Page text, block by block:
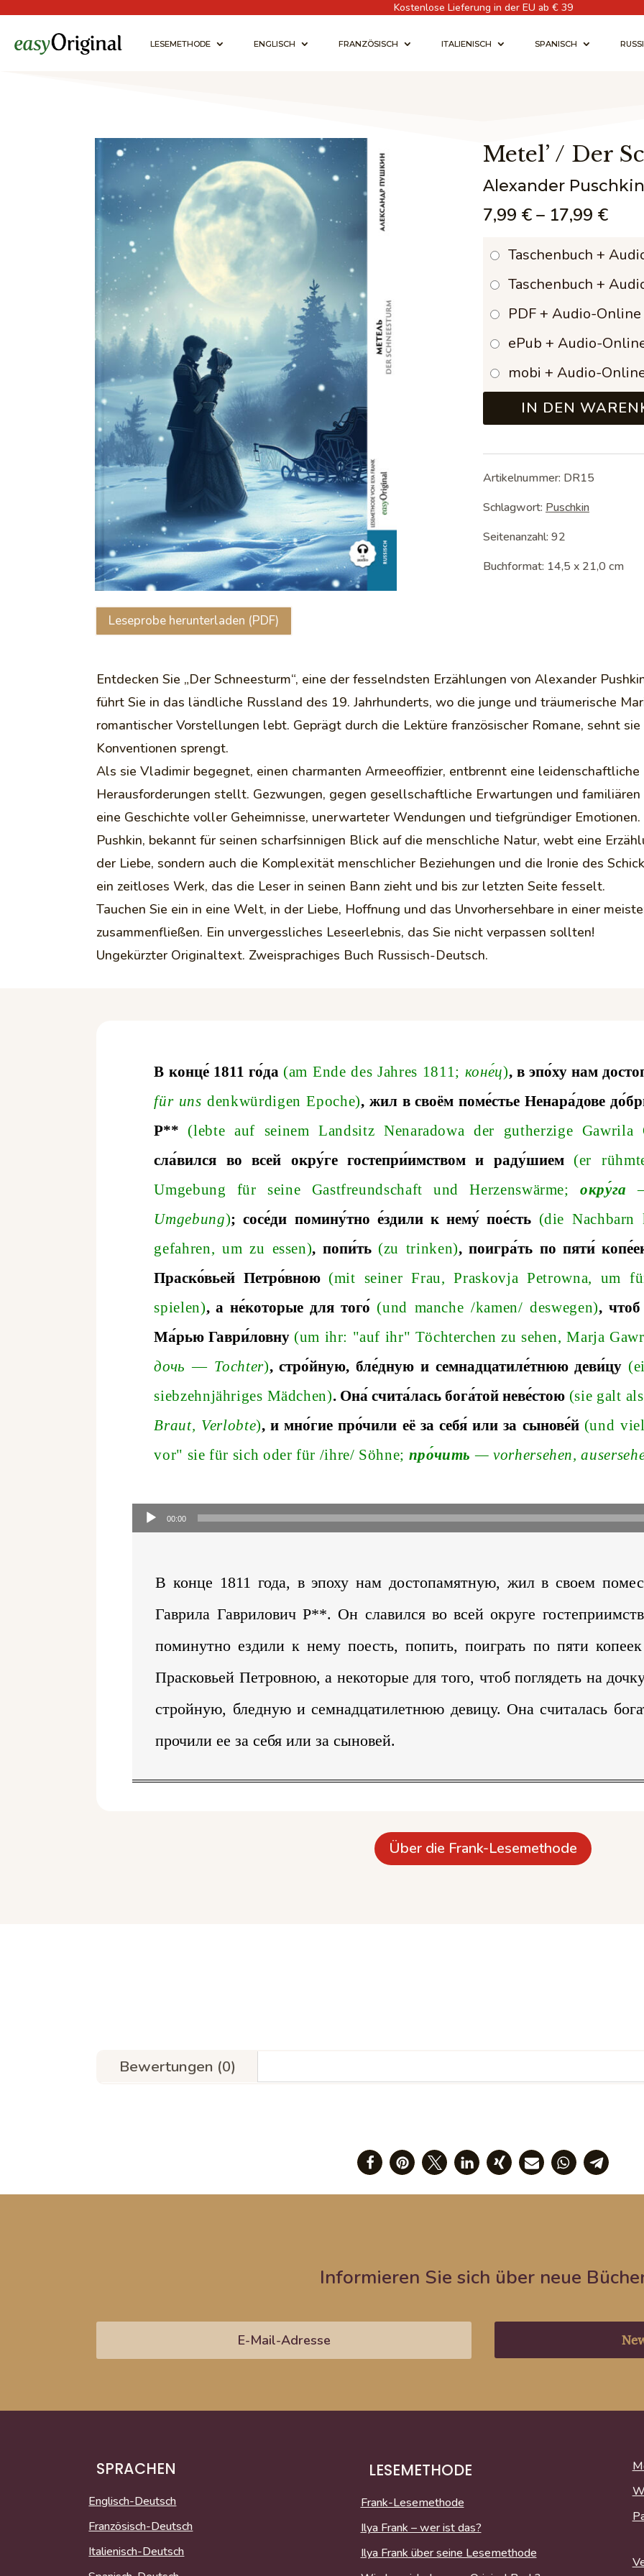
Kostenlose Lieferung in der EU ab € 39
LESEMETHODE ENGLISCH FRANZÖSISCH ITALIENISCH SPANISCH
Leseprobe herunterladen (PDF)
Metel’ / Der
Alexander Puschkin
7,99 €– 17,99 €
7,99 €
bis
Taschenbuch +
Taschenbuch +
PDF + Audio-Online
ePub + Audio-
mobi + Audio-
IN DEN
Artikelnummer: DR15
Schlagwort: Puschkin
Seitenanzahl: 92
Buchformat: 14,5 x 21,0 cm
Entdecken Sie „Der Schneesturm“, eine der fesselndsten Erzählungen von Alexander
führt Sie in das ländliche Russland des 19. Jahrhunderts, wo die junge und träumerische
romantischer Vorstellungen lebt. Geprägt durch die Lektüre französischer Romane, sehnt
Konventionen sprengt.
Als sie Vladimir begegnet, einen charmanten Armeeoffizier, entbrennt eine leidenschaftliche
Herausforderungen stellt. Gezwungen, gegen gesellschaftliche Erwartungen und familiären
eine Geschichte voller Geheimnisse, unerwarteter Wendungen und tiefgründiger Emotionen.
Pushkin, bekannt für seinen scharfsinnigen Blick auf die menschliche Natur, webt eine
der Liebe, sondern auch die Komplexität menschlicher Beziehungen und die Ironie des
ein zeitloses Werk, das die Leser in seinen Bann zieht und bis zur letzten Seite fesselt.
Tauchen Sie ein in eine Welt, in der Liebe, Hoffnung und das Unvorhersehbare in einer
zusammenfließen. Ein unvergessliches Leseerlebnis, das Sie nicht verpassen sollten!
Ungekürzter Originaltext. Zweisprachiges Buch Russisch-Deutsch.
В конце́1811 го́да (am Ende des Jahres 181 1; коне́ц), в эпо́ху нам
für uns denkwürdigen Epoche), жил в своём поме́стье Ненара́дове
Р**
(lebte auf seinem Landsitz Nenaradowa der gutherzige Gawrila
сла́вился во всей окру́ге гостепри́имством и раду́шием (er rü
Umgebung
für seine Gastfreundschaft und Herzenswärme; окру́га
Umgebung); сосе́ди помину́тно е́здили к нему́ пое́сть (die Nachbarn
gefahren,um zu essen), попи́ть (zu trinken), поигра́ть по пяти́
Праско́вьей Петро́вною (mit seiner Frau,Praskovja Petrowna, um fü
spielen), а не́которые для того́ (und manche /kamen/deswegen), чтоб
Ма́рью Гаври́ловну (um ihr: "auf ihr" Töchterchen zu sehen,Marja
дочь — Tochter), стро́йную, бле́дную и семнадцатиле́тнюю деви́цу (
siebzehnjähriges Mädchen). Она ́ счита́лась бога́той неве́стою (sie galt
Braut, Verlobte),и мно́гие про́чили её за себя́ или за сынове́й (und
vor" sie für sich oder für /ihre/ Söhne; про́чить — vorhersehen,
Player00:00
В конце 1811 года, в эпоху нам достопамятную, жил в своем
Гаврила Гаврилович Р**. Он славился во всей округе
поминутно ездили к нему поесть, попить, поиграть по пяти
Прасковьей Петровною, а некоторые для того, чтоб поглядеть на
стройную, бледную и семнадцатилетнюю девицу. Она считалась
прочили ее за себя или за сыновей.
Über die Frank-Lesemethode
Bewertungen (0)
Informieren Sie sich über neue
SPRACHEN
Englisch-Deutsch
Französisch-Deutsch
Italienisch-Deutsch
LESEMETHODE
Frank-Lesemethode
Ilya Frank – wer ist das?
Ilya Frank über seine Lesemethode